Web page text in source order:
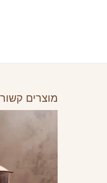
מוצרים